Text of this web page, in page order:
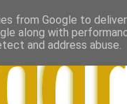
from Google to
along with
and address abuse.